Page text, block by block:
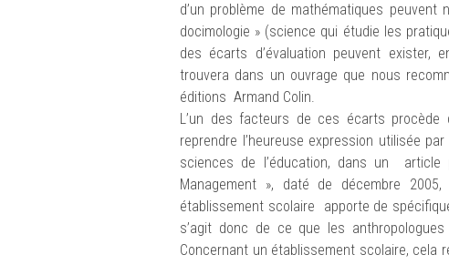
d’un problème de mathématiques
docimologie » (science qui étudie les
des écarts d’évaluation peuvent
trouvera dans un ouvrage que nous
éditions Armand Colin.
L’un des facteurs de ces écarts
reprendre l’heureuse expression utilisée par
sciences de l’éducation, dans un
Management », daté de décembre
établissement scolaire apporte de
s’agit donc de ce que les
Concernant un établissement scolaire, cela